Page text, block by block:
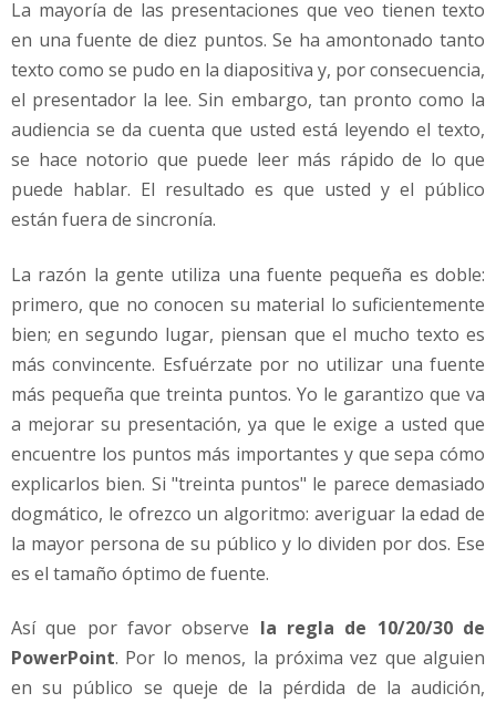
La mayoría de las presentaciones que veo tienen texto
en una fuente de diez puntos. Se ha amontonado tanto
texto como se pudo en la diapositiva y, por consecuencia,
el presentador la lee. Sin embargo, tan pronto como la
audiencia se da cuenta que usted está leyendo el texto,
se hace notorio que puede leer más rápido de lo que
puede hablar. El resultado es que usted y el público
están fuera de sincronía.
La razón la gente utiliza una fuente pequeña es doble:
primero, que no conocen su material lo suficientemente
bien; en segundo lugar, piensan que el mucho texto es
más convincente. Esfuérzate por no utilizar una fuente
más pequeña que treinta puntos. Yo le garantizo que va
a mejorar su presentación, ya que le exige a usted que
encuentre los puntos más importantes y que sepa cómo
explicarlos bien. Si "treinta puntos" le parece demasiado
dogmático, le ofrezco un algoritmo: averiguar la edad de
la mayor persona de su público y lo dividen por dos. Ese
es el tamaño óptimo de fuente.
Así que por favor observe la regla de 10/20/30 de
PowerPoint. Por lo menos, la próxima vez que alguien
en su público se queje de la pérdida de la audición,